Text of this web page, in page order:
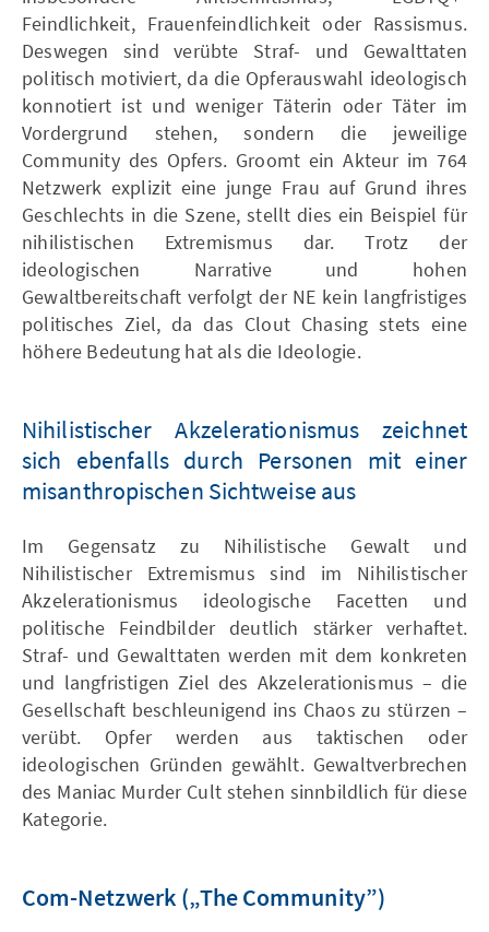
Feindlichkeit, Frauenfeindlichkeit oder Rassismus.
Deswegen sind verübte Straf- und Gewalttaten
politisch motiviert, da die Opferauswahl ideologisch
konnotiert ist und weniger Täterin oder Täter im
Vordergrund stehen, sondern die jeweilige
Community des Opfers. Groomt ein Akteur im 764
Netzwerk explizit eine junge Frau auf Grund ihres
Geschlechts in die Szene, stellt dies ein Beispiel für
nihilistischen Extremismus dar. Trotz der
ideologischen Narrative und hohen
Gewaltbereitschaft verfolgt der NE kein langfristiges
politisches Ziel, da das Clout Chasing stets eine
höhere Bedeutung hat als die Ideologie.
Nihilistischer Akzelerationismus zeichnet
sich ebenfalls durch Personen mit einer
misanthropischen Sichtweise aus
Im Gegensatz zu Nihilistische Gewalt und
Nihilistischer Extremismus sind im Nihilistischer
Akzelerationismus ideologische Facetten und
politische Feindbilder deutlich stärker verhaftet.
Straf- und Gewalttaten werden mit dem konkreten
und langfristigen Ziel des Akzelerationismus – die
Gesellschaft beschleunigend ins Chaos zu stürzen –
verübt. Opfer werden aus taktischen oder
ideologischen Gründen gewählt. Gewaltverbrechen
des Maniac Murder Cult stehen sinnbildlich für diese
Kategorie.
Com-Netzwerk („The Community”)